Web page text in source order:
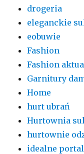
drogeria
eleganckie
eobuwie
Fashion
Fashion
Garnitury
Home
hurt ubrań
Hurtownia
hurtownie
idealne